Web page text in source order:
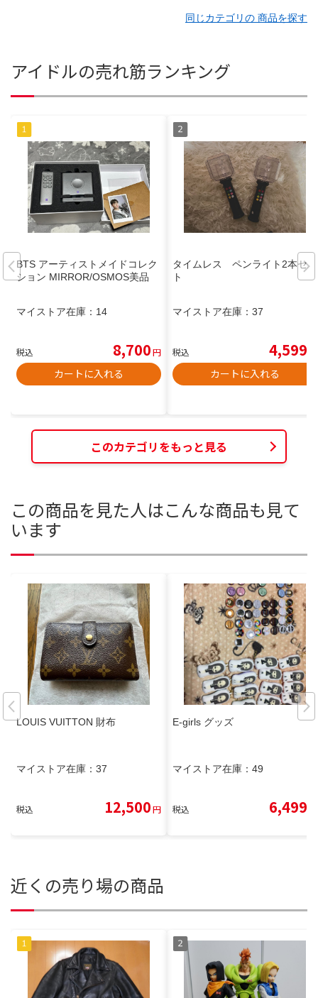
同じカテゴリの 商品を探す
アイドルの売れ筋ランキング
BTS アーティストメイドコレク
ション MIRROR/OSMOS美品
マイストア在庫： 14
税込 8,700円
カートに入れる
タイムレス ペンライト2本セッ
ト
マイストア在庫： 37
税込 4,599
カートに入れる
このカテゴリをもっと見る
この商品を見た人はこんな商品も見て
います
LOUIS VUITTON 財布
マイストア在庫： 37
税込 12,500円
E-girls グッズ
マイストア在庫： 49
税込 6,499
近くの売り場の商品